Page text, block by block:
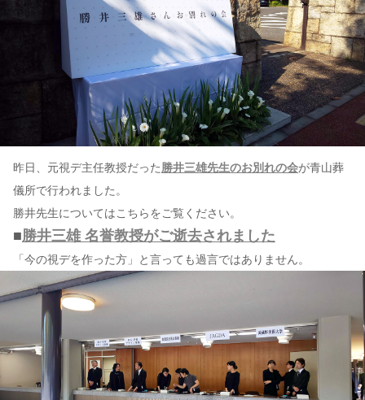
昨日、元視デ主任教授だった 勝井三雄先生のお別れの会が青山葬
儀所で行われました。
勝井先生についてはこちらをご覧ください。
■勝井三雄 名誉教授がご逝去されました
「今の視デを作った方」と言っても過言ではありません。